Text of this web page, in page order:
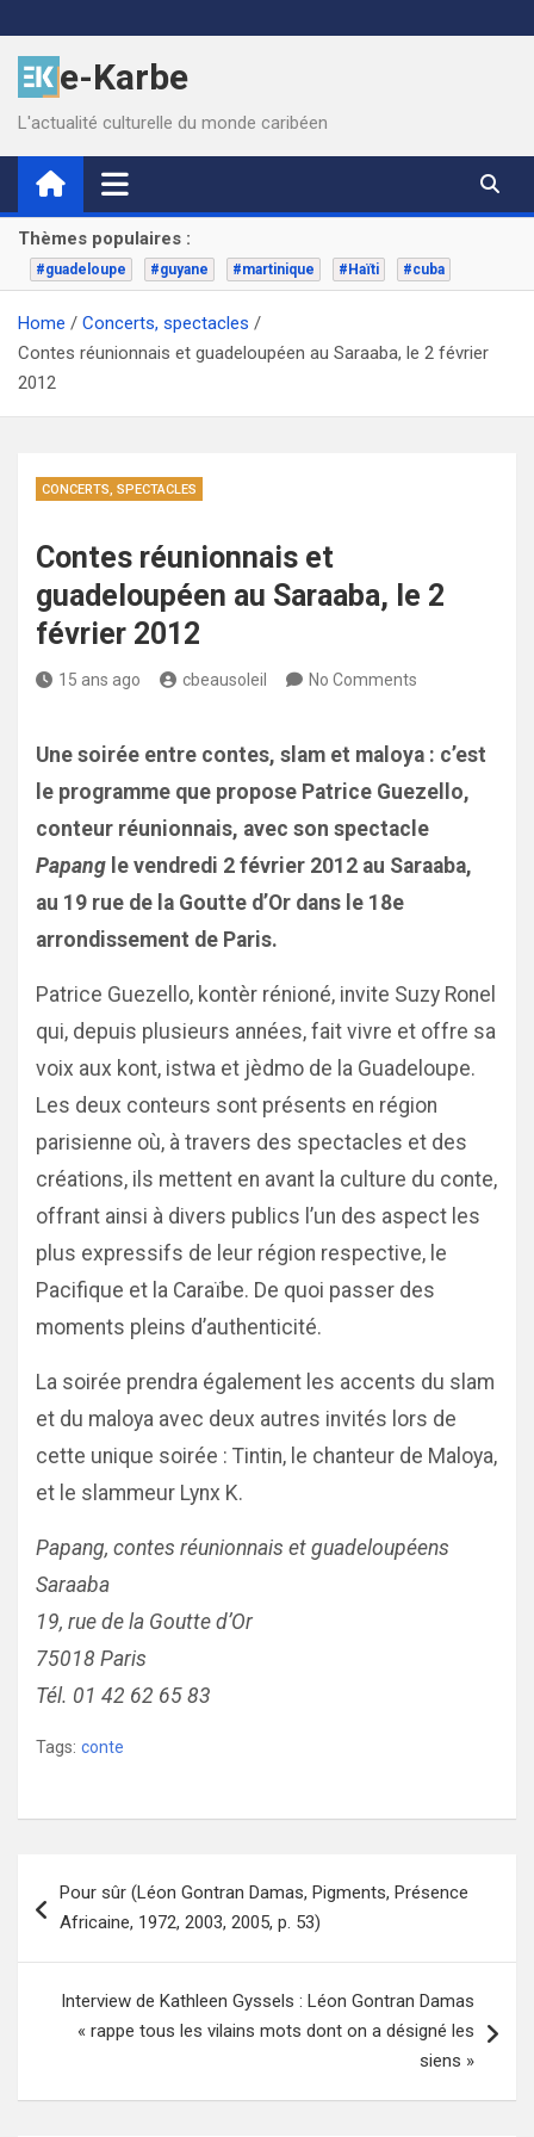
to
contente-Karbe
L'actualité culturelle du monde caribéen
Thèmes populaires :
#guadeloupe #guyane #martinique #Haïti #cuba
Home
Concerts, spectacles
Contes réunionnais et guadeloupéen au Saraaba, le 2 février
2012
CONCERTS, SPECTACLES
Contes réunionnais et
guadeloupéen au Saraaba, le 2
février 2012
15 ans ago cbeausoleil No Comments
Une soirée entre contes, slam et maloya : c’est
le programme que propose Patrice Guezello,
conteur réunionnais, avec son spectacle
Papang le vendredi 2 février 2012 au Saraaba,
au 19 rue de la Goutte d’Or dans le 18e
arrondissement de Paris.
Patrice Guezello, kontèr rénioné, invite Suzy Ronel
qui, depuis plusieurs années, fait vivre et offre sa
voix aux kont, istwa et jèdmo de la Guadeloupe.
Les deux conteurs sont présents en région
parisienne où, à travers des spectacles et des
créations, ils mettent en avant la culture du conte,
offrant ainsi à divers publics l’un des aspect les
plus expressifs de leur région respective, le
Pacifique et la Caraïbe. De quoi passer des
moments pleins d’authenticité.
La soirée prendra également les accents du slam
et du maloya avec deux autres invités lors de
cette unique soirée : Tintin, le chanteur de Maloya,
et le slammeur Lynx K.
Papang, contes réunionnais et guadeloupéens
Saraaba
19, rue de la Goutte d’Or
75018 Paris
Tél. 01 42 62 65 83
Tags: conte
de
Pour sûr (Léon Gontran Damas, Pigments, Présence
Africaine, 1972, 2003, 2005, p. 53)
Interview de Kathleen Gyssels : Léon Gontran Damas
« rappe tous les vilains mots dont on a désigné les
siens »